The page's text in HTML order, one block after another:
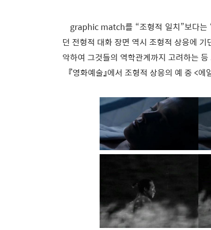
graphic match를 “조형적 일치”보다는
던 전형적 대화 장면 역시 조형적 상응에
악하여 그것들의 역학관계까지 고려하는
『영화예술』에서 조형적 상응의 예 중 <